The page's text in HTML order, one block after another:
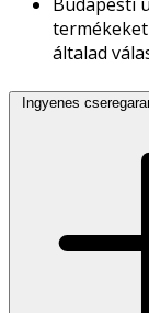
általad
Ingyenes